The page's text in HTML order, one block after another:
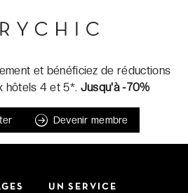
et bénéficiez de réductions
hôtels 4 et 5*. Jusqu'à -70%
Devenir membre
UN SERVICE